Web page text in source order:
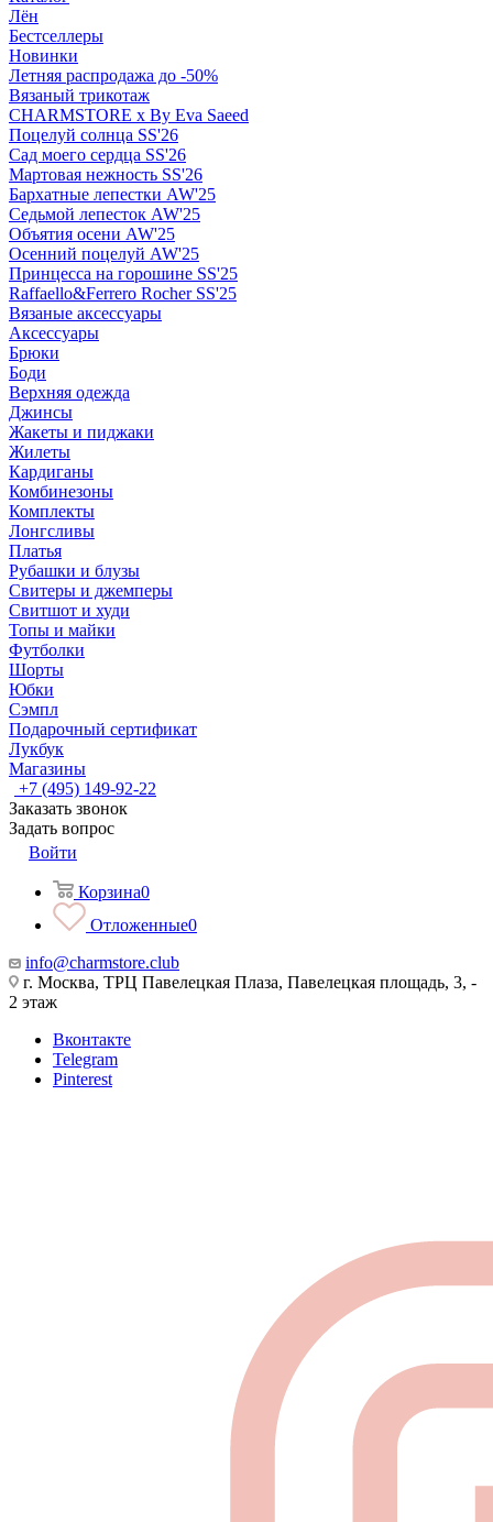
Лён
Бестселлеры
Новинки
Летняя распродажа до -50%
Вязаный трикотаж
CHARMSTORE х By Eva Saeed
Поцелуй солнца SS'26
Сад моего сердца SS'26
Мартовая нежность SS'26
Бархатные лепестки AW'25
Седьмой лепесток AW'25
Объятия осени AW'25
Осенний поцелуй AW'25
Принцесса на горошине SS'25
Raffaello&Ferrero Rocher SS'25
Вязаные аксессуары
Аксессуары
Брюки
Боди
Верхняя одежда
Джинсы
Жакеты и пиджаки
Жилеты
Кардиганы
Комбинезоны
Комплекты
Лонгсливы
Платья
Рубашки и блузы
Свитеры и джемперы
Свитшот и худи
Топы и майки
Футболки
Шорты
Юбки
Сэмпл
Подарочный сертификат
Лукбук
Магазины
+7 (495) 149-92-22
Заказать звонок
Задать вопрос
Войти
Корзина0
Отложенные0
info@charmstore.club
г. Москва, ТРЦ Павелецкая Плаза, Павелецкая площадь, 3, -
2 этаж
Вконтакте
Telegram
Pinterest